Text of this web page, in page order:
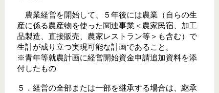
農業経営を開始して、５年後には農業（自らの生
産に係る農産物を使った関連事業＜農家民宿、加工
品製造、直接販売、農家レストラン等＞も含む）で
生計が成り立つ実現可能な計画であること。
※青年等就農計画に経営開始資金申請追加資料を添
付したもの
５．経営の全部または一部を継承する場合は、継承